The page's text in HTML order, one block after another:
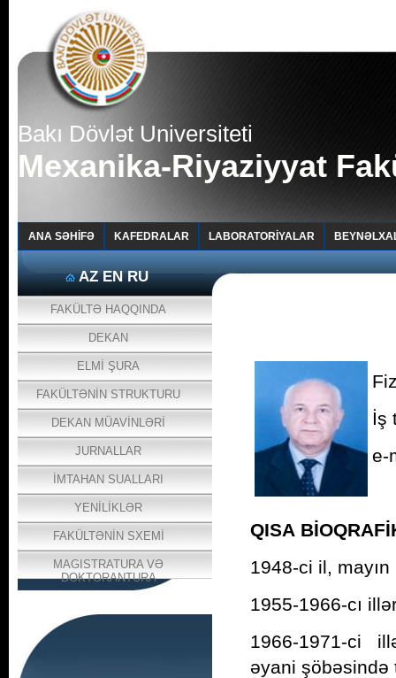
Bakı Dövlət Universiteti
Mexanika-Riyaziyyat
ANA SƏHİFƏ KAFEDRALAR LABORATORİYALAR
AZ EN RU
FAKÜLTƏ HAQQINDA
DEKAN
ELMİ ŞURA
FAKÜLTƏNİN STRUKTURU
DEKAN MÜAVİNLƏRİ
JURNALLAR
İMTAHAN SUALLARI
YENİLİKLƏR
FAKÜLTƏNİN SXEMİ
MAGISTRATURA VƏ
DOKTORANTURA
İş
e-
QISA
1948-ci il,
1955-1966-cı
1966-1971-ci
əyani şö­bə­sin­də